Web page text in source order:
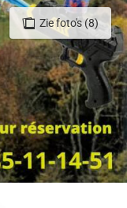
Zie foto's (8)